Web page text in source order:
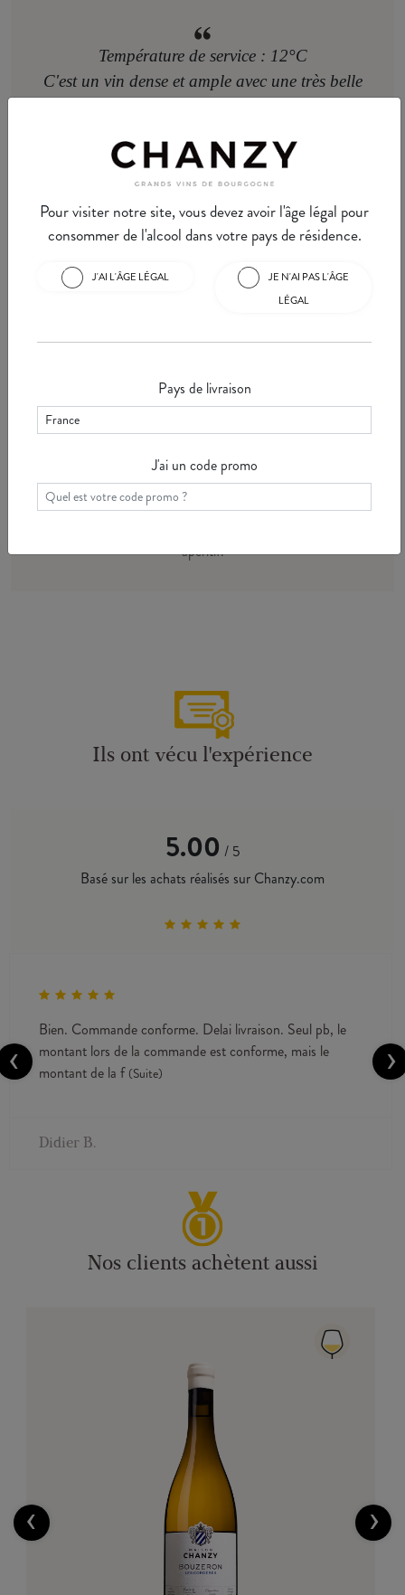
Température de service : 12°C
C'est un vin dense et ample avec une très belle
Karine Moréteaux
CONSEIL EXPERT CHANZY
Accord mets & vins
prédestinent aux accords avec les poissons grillés
ou en sauce, les fruits de mer cuisinés, la cuisine
asiatique et les fromages à pâte dure. Le
apéritif.
Ils ont vécu l'expérience
5.00 / 5
Basé sur les achats réalisés sur Chanzy.com
Bien. Commande conforme. Delai livraison. Seul pb, le
montant lors de la commande est conforme, mais le
montant de la f (Suite)
Didier B.
‹ ›
Nos clients achètent aussi
‹ ›
Pour visiter notre site, vous devez avoir l'âge légal pour
consommer de l'alcool dans votre pays de résidence.
J'AI L'ÂGE LÉGAL
JE N'AI PAS L'ÂGE
LÉGAL
Pays de livraison
J'ai un code promo